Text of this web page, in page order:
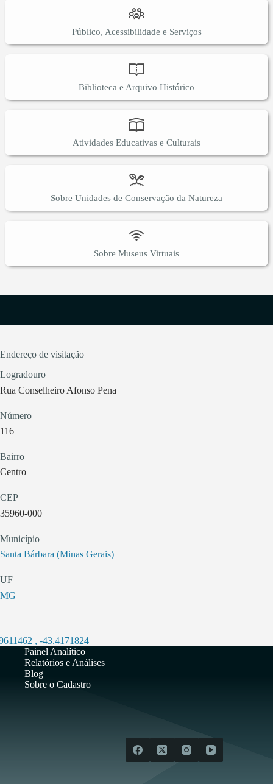
Público, Acessibilidade e Serviços
Biblioteca e Arquivo Histórico
Atividades Educativas e Culturais
Sobre Unidades de Conservação da Natureza
Sobre Museus Virtuais
Endereço de visitação
Logradouro
Rua Conselheiro Afonso Pena
Número
116
Bairro
Centro
CEP
35960-000
Município
Santa Bárbara (Minas Gerais)
UF
MG
, -43.4171824
Painel Analítico
Relatórios e Análises
Blog
Sobre o Cadastro